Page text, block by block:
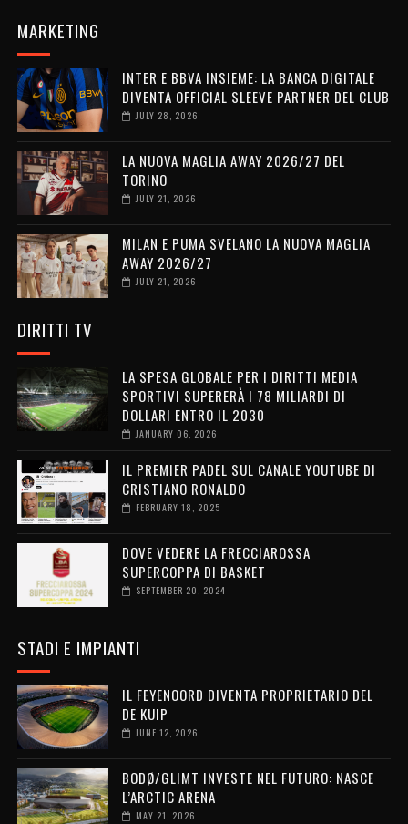
MARKETING
INTER E BBVA INSIEME: LA BANCA DIGITALE
DIVENTA OFFICIAL SLEEVE PARTNER DEL CLUB
JULY 28, 2026
LA NUOVA MAGLIA AWAY 2026/27 DEL
TORINO
JULY 21, 2026
MILAN E PUMA SVELANO LA NUOVA MAGLIA
AWAY 2026/27
JULY 21, 2026
DIRITTI TV
LA SPESA GLOBALE PER I DIRITTI MEDIA
SPORTIVI SUPERERÀ I 78 MILIARDI DI
DOLLARI ENTRO IL 2030
JANUARY 06, 2026
IL PREMIER PADEL SUL CANALE YOUTUBE DI
CRISTIANO RONALDO
FEBRUARY 18, 2025
DOVE VEDERE LA FRECCIAROSSA
SUPERCOPPA DI BASKET
SEPTEMBER 20, 2024
STADI E IMPIANTI
IL FEYENOORD DIVENTA PROPRIETARIO DEL
DE KUIP
JUNE 12, 2026
BODØ/GLIMT INVESTE NEL FUTURO: NASCE
L’ARCTIC ARENA
MAY 21, 2026